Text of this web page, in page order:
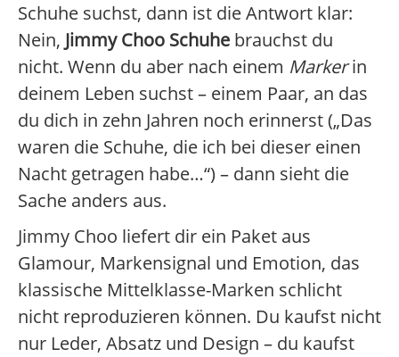
Schuhe suchst, dann ist die Antwort klar:
Nein, Jimmy Choo Schuhe brauchst du
nicht. Wenn du aber nach einem Markerin
deinem Leben suchst – einem Paar, an das
du dich in zehn Jahren noch erinnerst („Das
waren die Schuhe, die ich bei dieser einen
Nacht getragen habe…“) – dann sieht die
Sache anders aus.
Jimmy Choo liefert dir ein Paket aus
Glamour, Markensignal und Emotion, das
klassische Mittelklasse-Marken schlicht
nicht reproduzieren können. Du kaufst nicht
nur Leder, Absatz und Design – du kaufst